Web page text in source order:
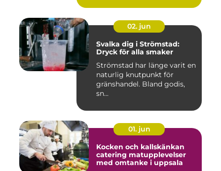
02. jun
Svalka dig i Strömstad:
Dryck för alla smaker
Strömstad har länge varit en
naturlig knutpunkt för
gränshandel. Bland godis,
sn...
01. jun
Kocken och kallskänkan
catering matupplevelser
med omtanke i uppsala